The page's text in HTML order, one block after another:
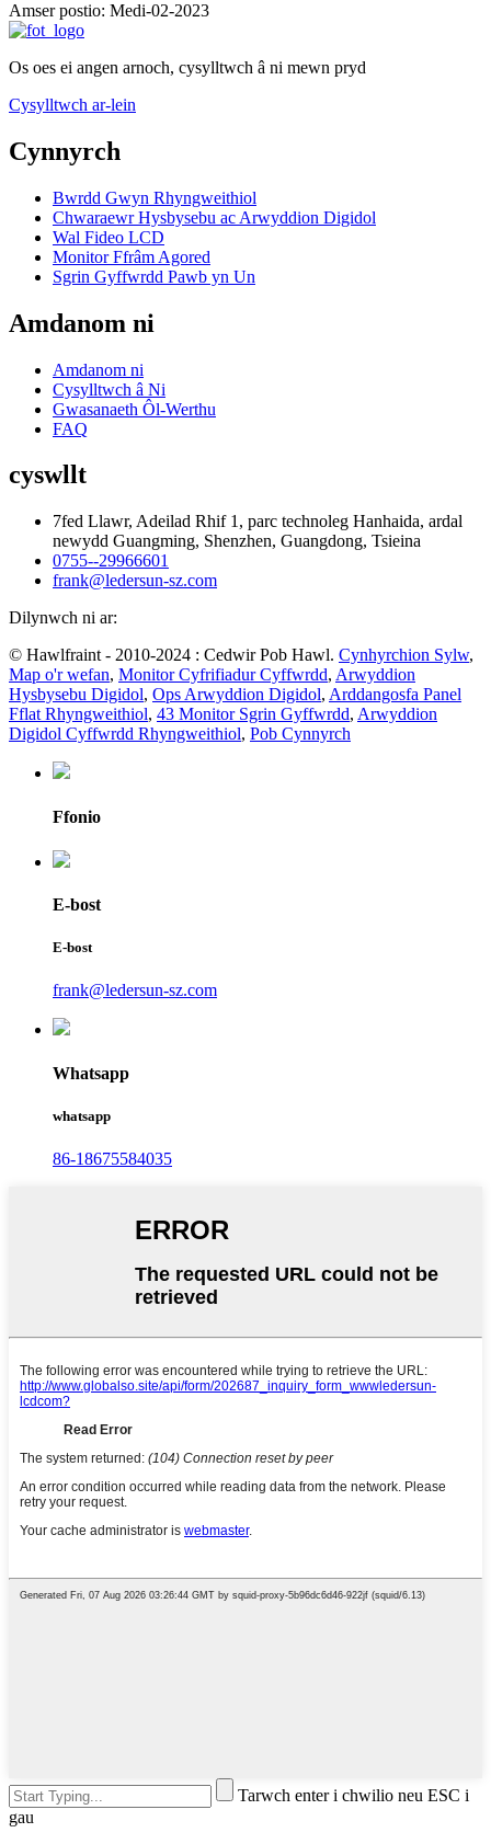
Amser postio: Medi-02-2023
Os oes ei angen arnoch, cysylltwch â ni mewn pryd
Cysylltwch ar-lein
Cynnyrch
Bwrdd Gwyn Rhyngweithiol
Chwaraewr Hysbysebu ac Arwyddion Digidol
Wal Fideo LCD
Monitor Ffrâm Agored
Sgrin Gyffwrdd Pawb yn Un
Amdanom ni
Amdanom ni
Cysylltwch â Ni
Gwasanaeth Ôl-Werthu
FAQ
cyswllt
7fed Llawr, Adeilad Rhif 1, parc technoleg Hanhaida, ardal
newydd Guangming, Shenzhen, Guangdong, Tsieina
0755--29966601
frank@ledersun-sz.com
Dilynwch ni ar:
© Hawlfraint - 2010-2024 : Cedwir Pob Hawl. Cynhyrchion Sylw,
Map o'r wefan, Monitor Cyfrifiadur Cyffwrdd, Arwyddion
Hysbysebu Digidol, Ops Arwyddion Digidol, Arddangosfa Panel
Fflat Rhyngweithiol, 43 Monitor Sgrin Gyffwrdd, Arwyddion
Digidol Cyffwrdd Rhyngweithiol, Pob Cynnyrch
Ffonio
E-bost
E-bost
frank@ledersun-sz.com
Whatsapp
whatsapp
86-18675584035
Tarwch enter i chwilio neu ESC i
gau